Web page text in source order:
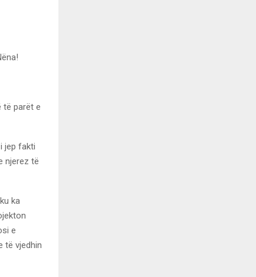
të parët e
jep fakti
njerez të
ka
e
të vjedhin